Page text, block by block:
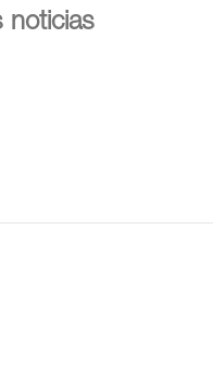
noticias